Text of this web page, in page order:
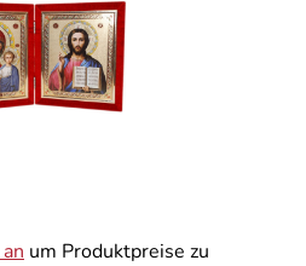
um Produktpreise zu